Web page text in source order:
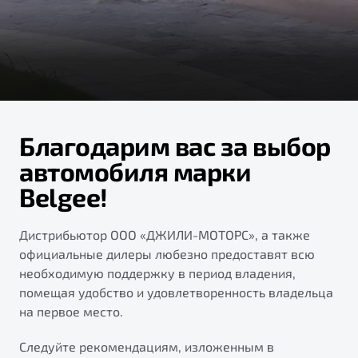
S50
Элегантный и практичный седан
Расчет КАСКО
Узнайте о специальных выгодах при покупке
Ремонт электрооборудования
Покраска автомобилей
Ремонт тормозной системы
Ремонт ходовой части
Обслуживание автокондиционеров
ПОДДЕРЖКА
Гарантия Belgee
Благодарим вас за выбор
автомобиля марки
Belgee!
Дистрибьютор ООО «ДЖИЛИ-МОТОРС», а также
официальные дилеры любезно предоставят всю
необходимую поддержку в период владения,
помещая удобство и удовлетворенность владельца
на первое место.
Следуйте рекомендациям, изложенным в